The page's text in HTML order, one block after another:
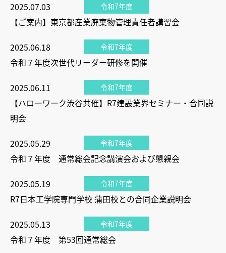
2025.07.03 令和7年度
【ご案内】東京都産業廃棄物管理責任者講習会
2025.06.18 令和7年度
令和７年度次世代リーダー研修を開催
2025.06.11 令和7年度
【ハローワーク渋谷共催】R7建設業界セミナー・合同説
明会
2025.05.29 令和7年度
令和７年度 通常総会記念講演会および懇親会
2025.05.19 令和7年度
R7日本工学院専門学校 蒲田校との合同企業説明会
2025.05.13 令和7年度
令和７年度 第53回通常総会